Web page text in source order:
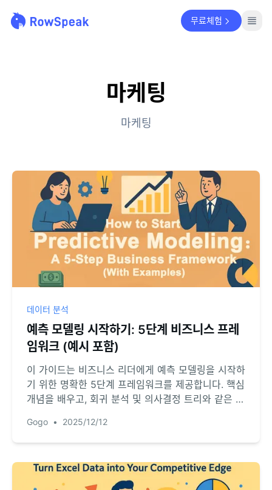
무료체험
마케팅
마케팅
데이터 분석
예측 모델링 시작하기: 5단계 비즈니스 프레
임워크 (예시 포함)
이 가이드는 비즈니스 리더에게 예측 모델링을 시작하
기 위한 명확한 5단계 프레임워크를 제공합니다. 핵심
개념을 배우고, 회귀 분석 및 의사결정 트리와 같은 실
업 적용 사례를 확인하여 데이터를 전략으로 전환하는
방법을 알아보세요.
Gogo • 2025/12/12